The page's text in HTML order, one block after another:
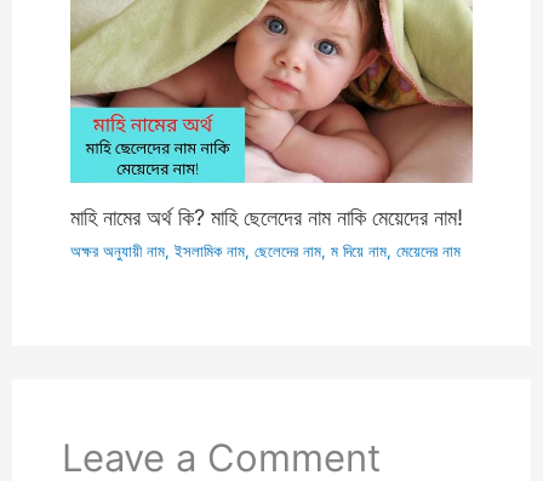
মাহি নামের অর্থ কি? মাহি ছেলেদের নাম নাকি মেয়েদের নাম!
অক্ষর অনুযায়ী নাম,ইসলামিক নাম,ছেলেদের নাম,ম দিয়ে নাম,মেয়েদের নাম
Leave a Comment